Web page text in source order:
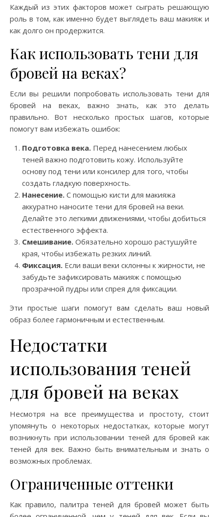
Каждый из этих факторов может сыграть решающую
роль в том, как именно будет выглядеть ваш макияж и
как долго он продержится.
Как использовать тени для
бровей на веках?
Если вы решили попробовать использовать тени для
бровей на веках, важно знать, как это делать
правильно. Вот несколько простых шагов, которые
помогут вам избежать ошибок:
Подготовка века. Перед нанесением любых
теней важно подготовить кожу. Используйте
основу под тени или консилер для того, чтобы
создать гладкую поверхность.
Нанесение. С помощью кисти для макияжа
аккуратно наносите тени для бровей на веки.
Делайте это легкими движениями, чтобы добиться
естественного эффекта.
Смешивание. Обязательно хорошо растушуйте
края, чтобы избежать резких линий.
Фиксация. Если ваши веки склонны к жирности, не
забудьте зафиксировать макияж с помощью
прозрачной пудры или спрея для фиксации.
Эти простые шаги помогут вам сделать ваш новый
образ более гармоничным и естественным.
Недостатки
использования теней
для бровей на веках
Несмотря на все преимущества и простоту, стоит
упомянуть о некоторых недостатках, которые могут
возникнуть при использовании теней для бровей как
теней для век. Важно быть внимательным и знать о
возможных проблемах.
Ограниченные оттенки
Как правило, палитра теней для бровей может быть